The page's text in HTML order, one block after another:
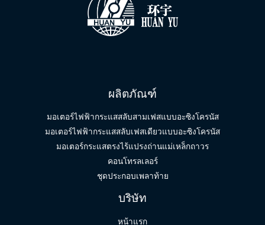
ผลิตภัณฑ์
มอเตอร์ไฟฟ้ากระแสสลับสามเฟสแบบอะซิงโครนัส
มอเตอร์ไฟฟ้ากระแสสลับเฟสเดียวแบบอะซิงโครนัส
มอเตอร์กระแสตรงไร้แปรงถ่านแม่เหล็กถาวร
คอนโทรลเลอร์
ชุดประกอบเพลาท้าย
บริษัท
หน้าแรกIndonesian
Spanish